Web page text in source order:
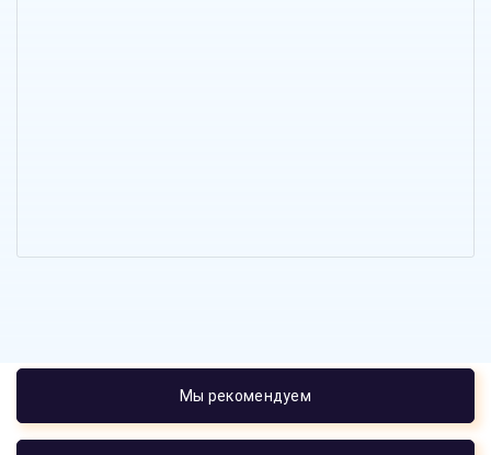
Мы рекомендуем